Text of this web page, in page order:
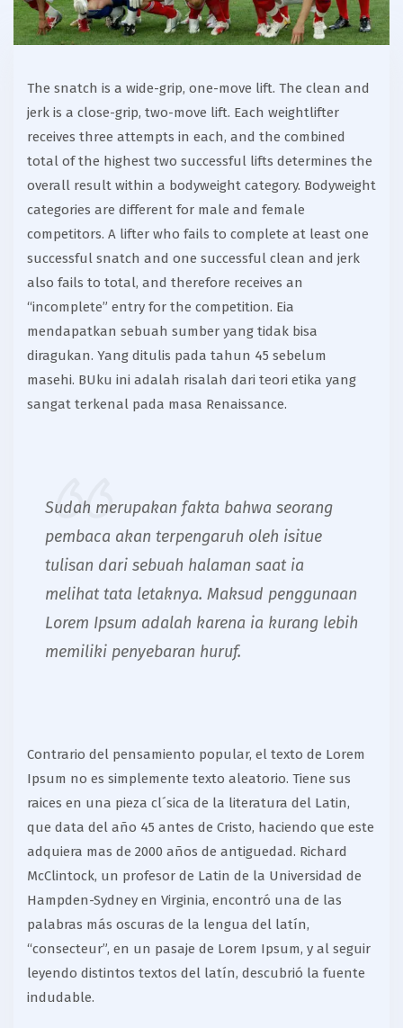
The snatch is a wide-grip, one-move lift. The clean and
jerk is a close-grip, two-move lift. Each weightlifter
receives three attempts in each, and the combined
total of the highest two successful lifts determines the
overall result within a bodyweight category. Bodyweight
categories are different for male and female
competitors. A lifter who fails to complete at least one
successful snatch and one successful clean and jerk
also fails to total, and therefore receives an
“incomplete” entry for the competition. Eia
mendapatkan sebuah sumber yang tidak bisa
diragukan. Yang ditulis pada tahun 45 sebelum
masehi. BUku ini adalah risalah dari teori etika yang
sangat terkenal pada masa Renaissance.
Sudah merupakan fakta bahwa seorang
pembaca akan terpengaruh oleh isitue
tulisan dari sebuah halaman saat ia
melihat tata letaknya. Maksud penggunaan
Lorem Ipsum adalah karena ia kurang lebih
memiliki penyebaran huruf.
Contrario del pensamiento popular, el texto de Lorem
Ipsum no es simplemente texto aleatorio. Tiene sus
raices en una pieza cl´sica de la literatura del Latin,
que data del año 45 antes de Cristo, haciendo que este
adquiera mas de 2000 años de antiguedad. Richard
McClintock, un profesor de Latin de la Universidad de
Hampden-Sydney en Virginia, encontró una de las
palabras más oscuras de la lengua del latín,
“consecteur”, en un pasaje de Lorem Ipsum, y al seguir
leyendo distintos textos del latín, descubrió la fuente
indudable.